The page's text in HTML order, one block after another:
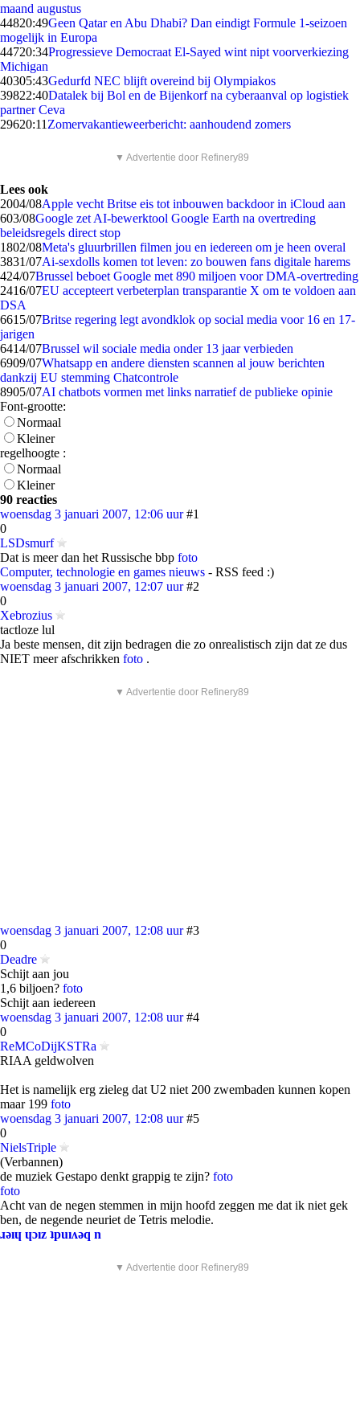
maand augustus
44820:49Geen Qatar en Abu Dhabi? Dan eindigt Formule 1-seizoen
mogelijk in Europa
44720:34Progressieve Democraat El-Sayed wint nipt voorverkiezing
Michigan
40305:43Gedurfd NEC blijft overeind bij Olympiakos
39822:40Datalek bij Bol en de Bijenkorf na cyberaanval op logistiek
partner Ceva
29620:11 Zomervakantieweerbericht: aanhoudend zomers
▼ Advertentie door Refinery89
Lees ook
2004/08Apple vecht Britse eis tot inbouwen backdoor in iCloud aan
603/08Google zet AI-bewerktool Google Earth na overtreding
beleidsregels direct stop
1802/08Meta's gluurbrillen filmen jou en iedereen om je heen overal
3831/07Ai-sexdolls komen tot leven: zo bouwen fans digitale harems
424/07Brussel beboet Google met 890 miljoen voor DMA-overtreding
2416/07EU accepteert verbeterplan transparantie X om te voldoen aan
DSA
6615/07Britse regering legt avondklok op social media voor 16 en 17-
jarigen
6414/07Brussel wil sociale media onder 13 jaar verbieden
6909/07Whatsapp en andere diensten scannen al jouw berichten
dankzij EU stemming Chatcontrole
8905/07AI chatbots vormen met links narratief de publieke opinie
Font-grootte:
Normaal
Kleiner
regelhoogte :
Normaal
Kleiner
90 reacties
woensdag 3 januari 2007, 12:06 uur #1
0
LSDsmurf
Dat is meer dan het Russische bbp foto
Computer, technologie en games nieuws - RSS feed :)
woensdag 3 januari 2007, 12:07 uur #2
0
Xebrozius
tactloze lul
Ja beste mensen, dit zijn bedragen die zo onrealistisch zijn dat ze dus
NIET meer afschrikken foto .
▼ Advertentie door Refinery89
woensdag 3 januari 2007, 12:08 uur #3
0
Deadre
Schijt aan jou
1,6 biljoen? foto
Schijt aan iedereen
woensdag 3 januari 2007, 12:08 uur #4
0
ReMCoDijKSTRa
RIAA geldwolven
Het is namelijk erg zieleg dat U2 niet 200 zwembaden kunnen kopen
maar 199 foto
woensdag 3 januari 2007, 12:08 uur #5
0
NielsTriple
(Verbannen)
de muziek Gestapo denkt grappig te zijn? foto
foto
Acht van de negen stemmen in mijn hoofd zeggen me dat ik niet gek
ben, de negende neuriet de Tetris melodie.
ɹǝıɥ ɥɔız ʇpuıʌǝq n
▼ Advertentie door Refinery89